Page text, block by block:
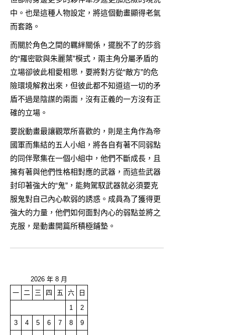
中。也是這種人物設定，將這個動畫顯得老氣
而套路。
而關於角色之間的羈絆關係，擺脫不了的莎翁
的“羅密歐與朱麗葉”模式，兩主角分屬矛盾的
立場卻彼此相愛相思，要將對方從“敵方”的危
險環境解救出來，但彼此都不知道這一切的矛
盾不過是陰謀的兩面，沒有正義的一方沒有正
確的立場。
要說動畫最讓觀眾所喜歡的，則是主角作為帝
國軍而集結的五人小組，將各自有著不同弱點
的同伴聚集在一個小組中，他們不斷成長，且
擁有著與他們性格相對應的武器，而這些武器
封印著強大的“鬼”，能夠駕馭武器就必須要克
服鬼對自己內心軟弱的誘惑。成員為了獲得更
強大的力量，他們如何面對內心的弱點並將之
克服，是動畫開篇所積極鋪墊。
2026 年 8 月
一 二 三 四 五 六
日
1
2
3
4 5 6 7 8
9